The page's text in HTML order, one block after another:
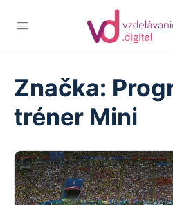
Značka:
tréner Mini